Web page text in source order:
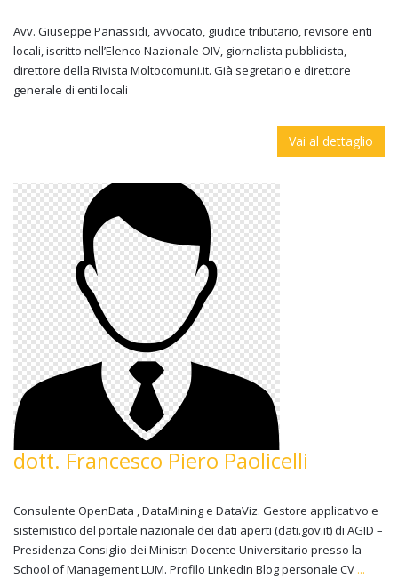
Avv. Giuseppe Panassidi, avvocato, giudice tributario, revisore enti
locali, iscritto nell’Elenco Nazionale OIV, giornalista pubblicista,
direttore della Rivista Moltocomuni.it. Già segretario e direttore
generale di enti locali
Vai al dettaglio
dott. Francesco Piero Paolicelli
Consulente OpenData , DataMining e DataViz. Gestore applicativo e
sistemistico del portale nazionale dei dati aperti (dati.gov.it) di AGID –
Presidenza Consiglio dei Ministri Docente Universitario presso la
School of Management LUM. Profilo LinkedIn Blog personale CV ...